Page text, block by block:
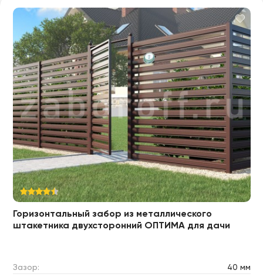
Горизонтальный забор из металлического
штакетника двухсторонний ОПТИМА для дачи
Зазор:
40 мм